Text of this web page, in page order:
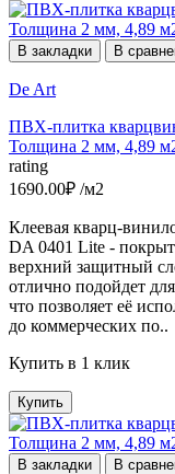
В закладки В
De Art
ПВХ-плитка
Толщина 2 мм, 4,89
rating
1690.00₽ /м2
Клеевая кварц-
DA 0401 Lite -
верхний защитный
отлично подойдет
что позволяет её
до коммерческих по..
Купить в 1 клик
Купить
В закладки В